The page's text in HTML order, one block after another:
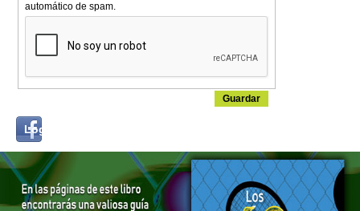
automático de spam.
Log in with...